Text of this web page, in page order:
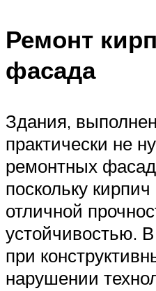
Ремонт
фасада
Здания,
практически не
ремонтных
поскольку
отличной
устойчивостью.
при
нарушении